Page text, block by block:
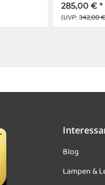
285,00 € *
(UVP:342,00 €
Blog
Lampen &